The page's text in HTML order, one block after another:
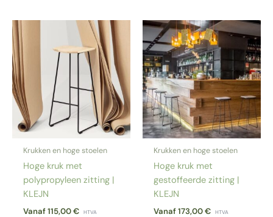
Krukken en hoge stoelen
Hoge kruk met
polypropyleen zitting |
KLEJN
Vanaf115,00€ HTVA
Krukken en hoge stoelen
Hoge kruk met
gestoffeerde zitting |
KLEJN
Vanaf173,00€ HTVA